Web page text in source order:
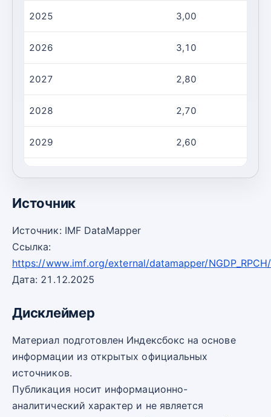
2025 3,00
2026 3,10
2027 2,80
2028 2,70
2029 2,60
Источник
Источник: IMF DataMapper
Ссылка:
https://www.imf.org/external/datamapper/NGDP_RPCH/
Дата: 21.12.2025
Дисклеймер
Материал подготовлен Индексбокс на основе
информации из открытых официальных
источников.
Публикация носит информационно-
аналитический характер и не является